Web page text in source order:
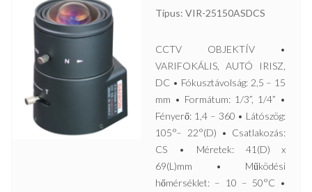
Típus: VIR-25150ASDCS
CCTV OBJEKTÍV •
VARIFOKÁLIS, AUTÓ IRISZ,
DC • Fókusztávolság: 2,5 – 15
mm • Formátum: 1/3”, 1/4” •
Fényerő: 1,4 – 360 • Látószög:
105°– 22°(D) • Csatlakozás:
CS • Méretek: 41(D) x
69(L)mm • Működési
hőmérséklet: – 10 – 50°C •